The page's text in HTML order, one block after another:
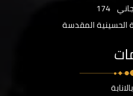
174
الحسينية المقدسة